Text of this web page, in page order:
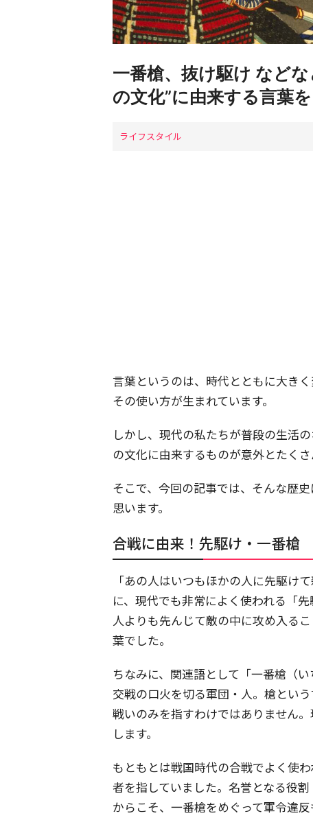
一番槍、抜け駆け など
の文化”に由来する言葉
ライフスタイル
言葉というのは、時代とともに大き
その使い方が生まれています。
しかし、現代の私たちが普段の生活
の文化に由来するものが意外とたくさ
そこで、今回の記事では、そんな歴
思います。
合戦に由来！先駆け・一番槍
「あの人はいつもほかの人に先駆け
に、現代でも非常によく使われる「
人よりも先んじて敵の中に攻め入る
葉でした。
ちなみに、関連語として「一番槍（
交戦の口火を切る軍団・人。槍とい
戦いのみを指すわけではありません
します。
もともとは戦国時代の合戦でよく使
者を指していました。名誉となる役
からこそ、一番槍をめぐって軍令違反